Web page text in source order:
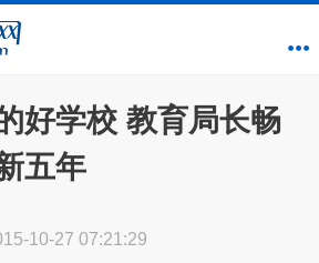
好学校 教育局长畅
五年
10-27 07:21:29